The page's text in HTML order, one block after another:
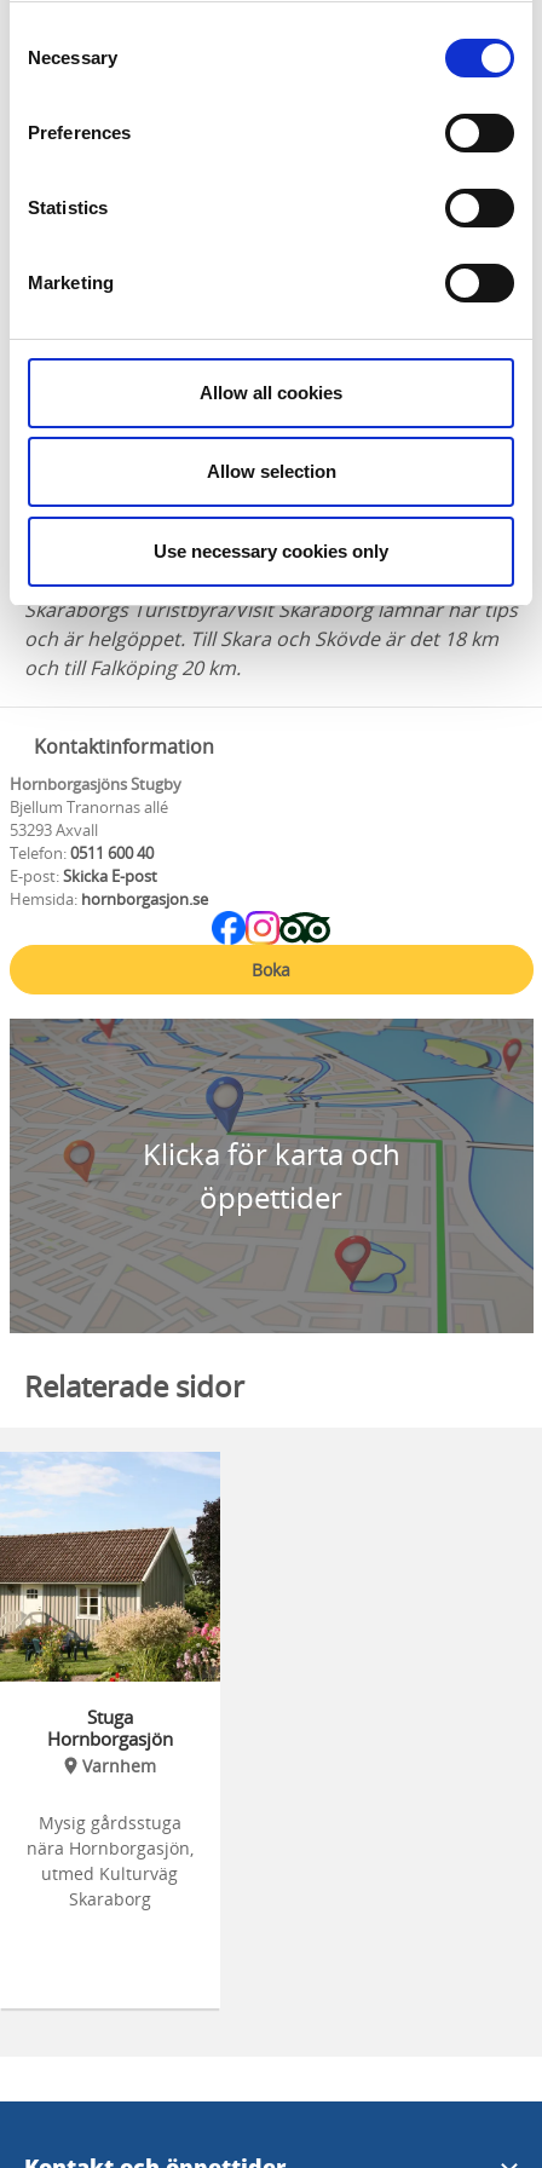
Selection
Necessary
Preferences
Statistics
Marketing
Allow all cookies
Allow selection
Use necessary cookies only
Skaraborgs Turistbyrå/Visit Skaraborg lämnar här tips
och är helgöppet. Till Skara och Skövde är det 18 km
och till Falköping 20 km.
Kontaktinformation
Hornborgasjöns Stugby
Bjellum Tranornas allé
53293 Axvall
Telefon:0511 600 40
E-post:Skicka E-post
Hemsida: hornborgasjon.se
Boka
Klicka för karta och
öppettider
Relaterade sidor
Stuga
Hornborgasjön
Varnhem
Mysig gårdsstuga
nära Hornborgasjön,
utmed Kulturväg
Skaraborg